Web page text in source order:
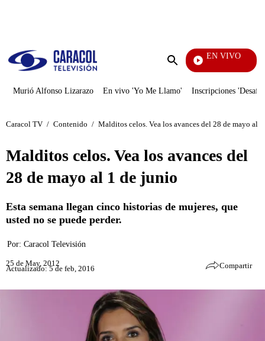
Enviar
EN VIVO
Día A Día
Murió Alfonso Lizarazo En vivo 'Yo Me Llamo' Inscripciones
Caracol TV / Contenido / Malditos celos. Vea los avances del 28 de mayo al
Malditos celos. Vea los avances del
28 de mayo al 1 de junio
Esta semana llegan cinco historias de mujeres, que
usted no se puede perder.
Por: Caracol Televisión
25 de May, 2012
Actualizado: 5 de feb, 2016 Compartir